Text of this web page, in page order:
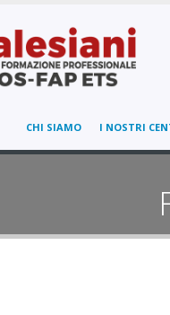
CHI SIAMO I NOSTRI